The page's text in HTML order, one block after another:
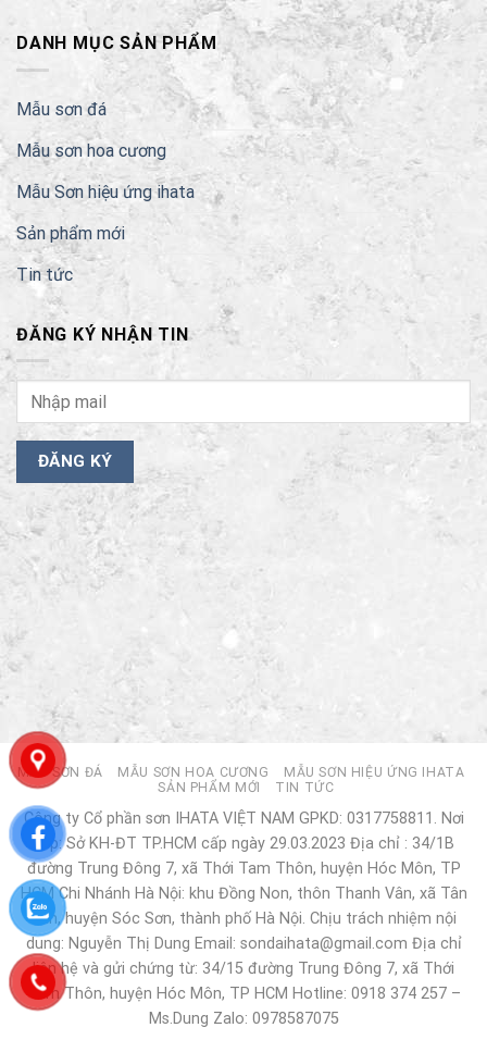
DANH MỤC SẢN PHẨM
Mẫu sơn đá
Mẫu sơn hoa cương
Mẫu Sơn hiệu ứng ihata
Sản phẩm mới
Tin tức
ĐĂNG KÝ NHẬN TIN
MẪU SƠN ĐÁ MẪU SƠN HOA CƯƠNG
MẪU SƠN HIỆU ỨNG IHATA
SẢN PHẨM MỚI
TIN TỨC
Công ty Cổ phần sơn IHATA VIỆT NAM GPKD: 0317758811. Nơi
cấp: Sở KH-ĐT TP.HCM cấp ngày 29.03.2023 Địa chỉ : 34/1B
đường Trung Đông 7, xã Thới Tam Thôn, huyện Hóc Môn, TP
HCM Chi Nhánh Hà Nội: khu Đồng Non, thôn Thanh Vân, xã Tân
Dân, huyện Sóc Sơn, thành phố Hà Nội. Chịu trách nhiệm nội
dung: Nguyễn Thị Dung Email: sondaihata@gmail.com Địa chỉ
liên hệ và gửi chứng từ: 34/15 đường Trung Đông 7, xã Thới
Tam Thôn, huyện Hóc Môn, TP HCM Hotline: 0918 374 257 –
Ms.Dung Zalo: 0978587075